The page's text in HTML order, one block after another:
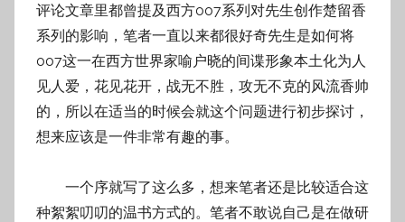
评论文章里都曾提及西方007系列对先生创作楚留香
系列的影响，笔者一直以来都很好奇先生是如何将
007这一在西方世界家喻户晓的间谍形象本土化为人
见人爱，花见花开，战无不胜，攻无不克的风流香帅
的，所以在适当的时候会就这个问题进行初步探讨，
想来应该是一件非常有趣的事。
一个序就写了这么多，想来笔者还是比较适合这
种絮絮叨叨的温书方式的。笔者不敢说自己是在做研